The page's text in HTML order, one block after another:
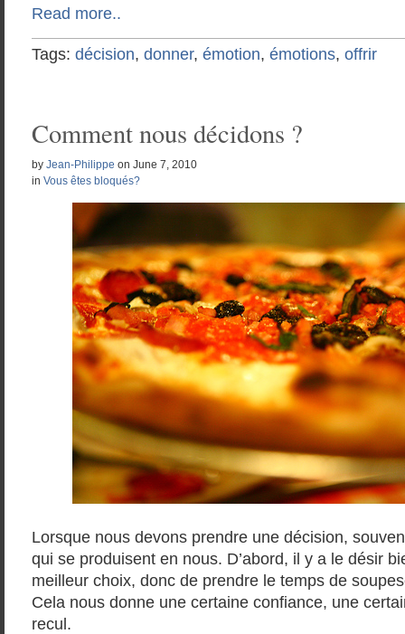
Read more..
Tags: décision, donner, émotion, émotions, offrir
Comment nous décidons ?
by Jean-Philippe on June 7, 2010
in Vous êtes bloqués?
Lorsque nous devons prendre une décision,
qui se produisent en nous. D’abord, il y a le désir
meilleur choix, donc de prendre le temps de
Cela nous donne une certaine confiance, une
recul.